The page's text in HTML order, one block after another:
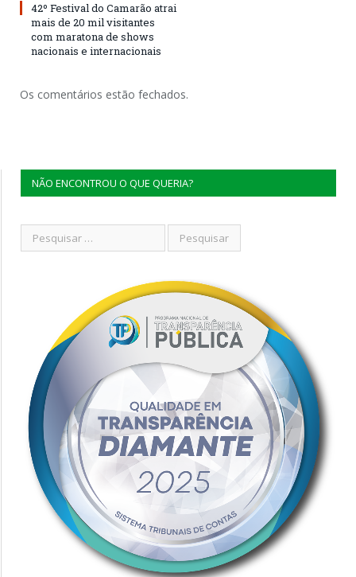
42º Festival do Camarão atrai
mais de 20 mil visitantes
com maratona de shows
nacionais e internacionais
Os comentários estão fechados.
NÃO ENCONTROU O QUE QUERIA?